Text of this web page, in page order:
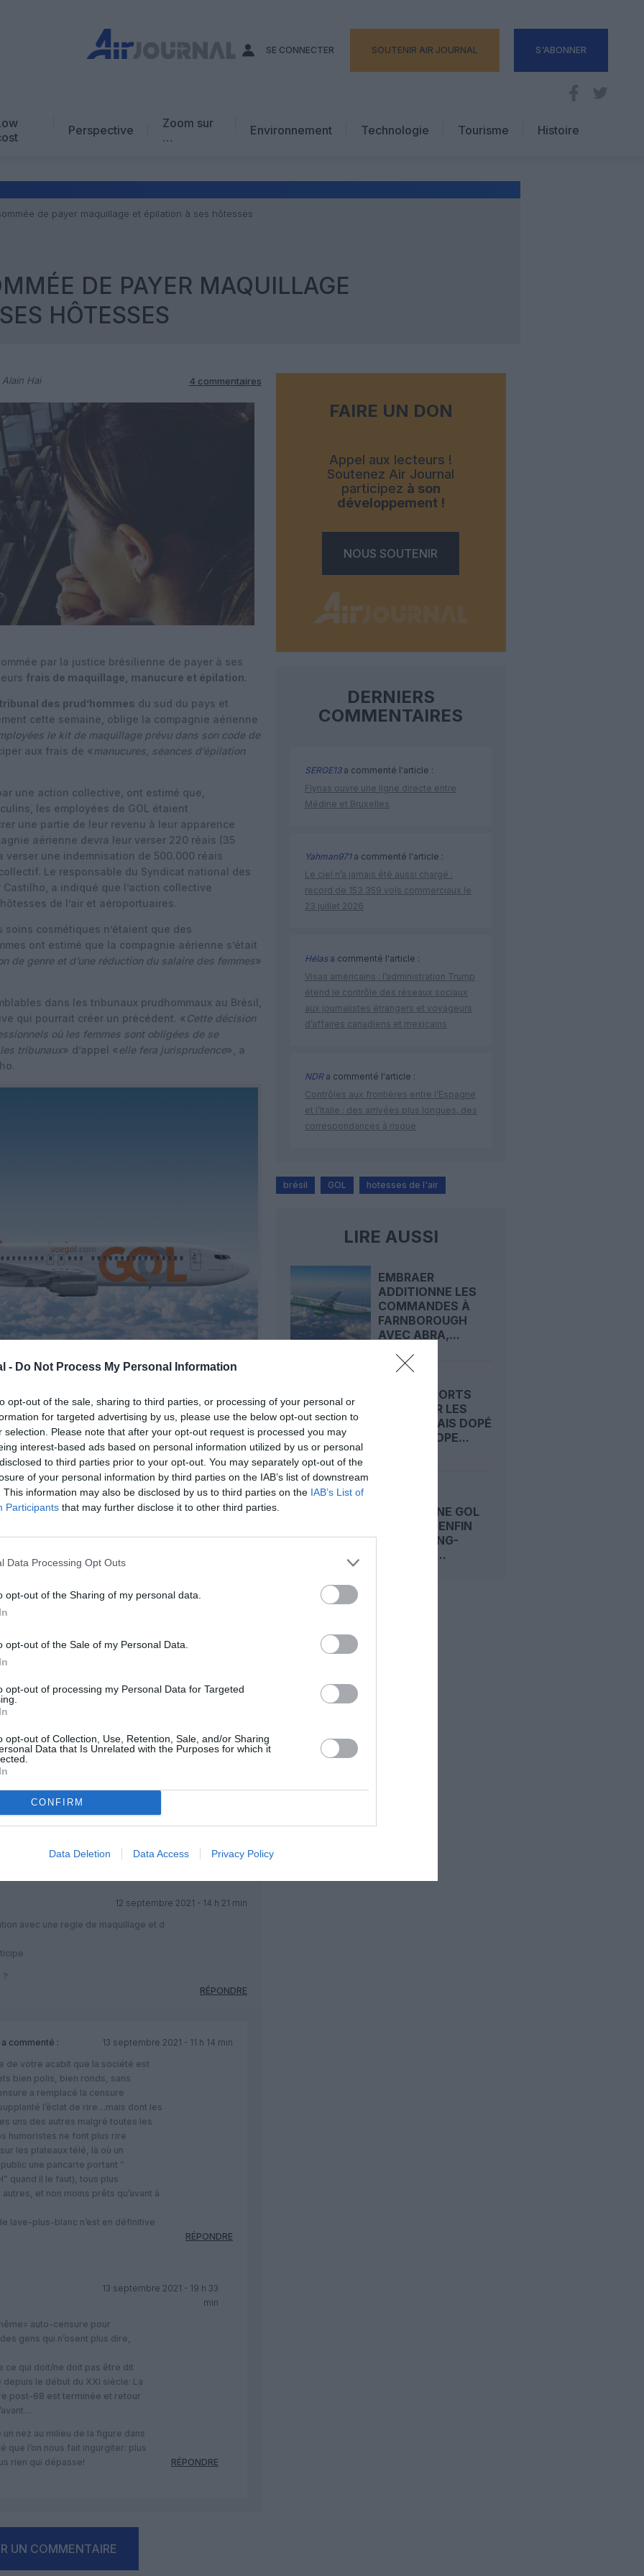
- Do Not Process My Personal Information
opt-out of the sale, sharing to third parties, or processing of your personal or
for targeted advertising by us, please use the below opt-out section to
selection. Please note that after your opt-out request is processed you may
interest-based ads based on personal information utilized by us or personal
to third parties prior to your opt-out. You may separately opt-out of the
of your personal information by third parties on the IAB’s list of downstream
This information may also be disclosed by us to third parties on the IAB’s List of
Participants that may further disclose it to other third parties.
Data Processing Opt Outs
opt-out of the Sharing of my personal data.
opt-out of the Sale of my Personal Data.
opt-out of processing my Personal Data for Targeted
opt-out of Collection, Use, Retention, Sale, and/or Sharing
Data that Is Unrelated with the Purposes for which it
CONFIRM
Data Deletion Data Access Privacy Policy
SE CONNECTER SOUTENIR AIR JOURNAL S'ABONNER
Perspective
Zoom sur
…
Avis d’expert
Environnement Technologie
Tourisme
Hôtellerie
Histoire
de payer maquillage et épilation à ses hôtesses
DE PAYER MAQUILLAGE
HÔTESSES
Alain Hai 4 commentaires
par la justice brésilienne de payer à ses
frais de maquillage, manucure et épilation.
tribunal des prud’hommes du sud du pays et
cette semaine, oblige la compagnie aérienne
le kit de maquillage prévu dans son code de
aux frais de « manucures, séances d’épilation
une action collective, ont estimé que,
les employées de GOL étaient
une partie de leur revenu à leur apparence
aérienne devra leur verser 220 réais (35
verser une indemnisation de 500.000 réais
Le responsable du Syndicat national des
a indiqué que l’action collective
de l’air et aéroportuaires.
cosmétiques n’étaient que des
ont estimé que la compagnie aérienne s’était
de genre et d’une réduction du salaire des femmes»
dans les tribunaux prudhommaux au Brésil,
qui pourrait créer un précédent. « Cette décision
où les femmes sont obligées de se
tribunaux» d’appel « elle fera jurisprudence», a
©GOL
apprécié l’article ?
ça marchera aussi ?
RÉPONDRE
12 septembre 2021 - 14 h 21 min
avec une regle de maquillage et d
?
RÉPONDRE
a commenté :
13 septembre 2021 - 11 h 14 min
de votre acabit que la société est
bien polis, bien ronds, sans
a remplacé la censure
l’éclat de rire…mais dont les
uns des autres malgré toutes les
humoristes ne font plus rire
les plateaux télé, là où un
une pancarte portant ”
quand il le faut), tous plus
et non moins prêts qu’avant à
lave-plus-blanc n’est en définitive
RÉPONDRE
13 septembre 2021 - 19 h 33
min
auto-censure pour
gens qui n’osent plus dire,
ce qui doit/ne doit pas être dit
le début du XXI siècle: La
post-68 est terminée et retour
nez au milieu de la figure dans
que l’on nous fait ingurgiter: plus
rien qui dépasse!
RÉPONDRE
UN COMMENTAIRE
FAIRE UN DON
Appel aux lecteurs !
Soutenez Air Journal
participez à son
développement !
NOUS SOUTENIR
DERNIERS
COMMENTAIRES
SERGE13a commenté l'article :
Flynas ouvre une ligne directe entre
Médine et Bruxelles
Yahman971a commenté l'article :
Le ciel n’a jamais été aussi chargé :
record de 153 359 vols commerciaux le
23 juillet 2026
Hélasa commenté l'article :
Visas américains : l’administration Trump
étend le contrôle des réseaux sociaux
aux journalistes étrangers et voyageurs
d’affaires canadiens et mexicains
NDRa commenté l'article :
Contrôles aux frontières entre l’Espagne
et l’Italie : des arrivées plus longues, des
correspondances à risque
brésil GOL hotesses de l'air
LIRE AUSSI
EMBRAER
ADDITIONNE LES
COMMANDES À
FARNBOROUGH
AVEC ABRA,...
VINCI AIRPORTS
FREINÉ PAR LES
CRISES, MAIS DOPÉ
PAR L’EUROPE...
BRÉSILIENNE GOL
SE LANCE ENFIN
SUR LE LONG-
COURRIER...